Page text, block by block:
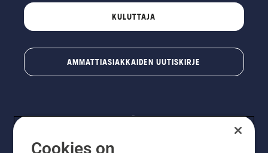
KULUTTAJA
AMMATTIASIAKKAIDEN UUTISKIRJE
Cookies on